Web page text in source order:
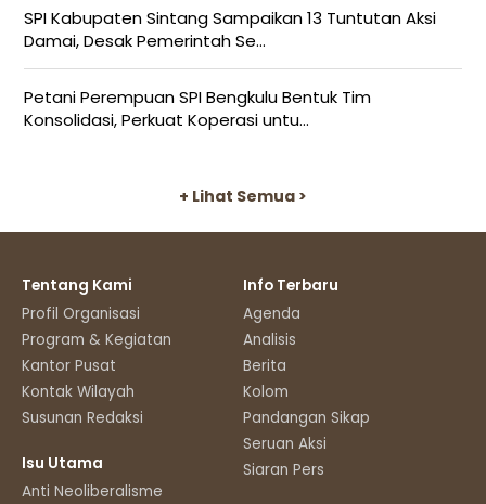
SPI Kabupaten Sintang Sampaikan 13 Tuntutan Aksi
Damai, Desak Pemerintah Se...
Petani Perempuan SPI Bengkulu Bentuk Tim
Konsolidasi, Perkuat Koperasi untu...
+ Lihat Semua >
Tentang Kami
Profil Organisasi
Program & Kegiatan
Kantor Pusat
Kontak Wilayah
Susunan Redaksi
Isu Utama
Anti Neoliberalisme
Info Terbaru
Agenda
Analisis
Berita
Kolom
Pandangan Sikap
Seruan Aksi
Siaran Pers